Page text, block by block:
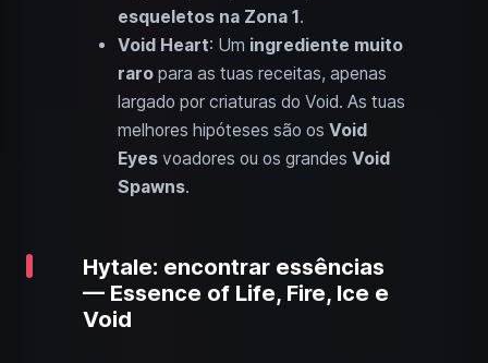
esqueletos na Zona 1.
Void Heart: Um ingrediente muito
raro para as tuas receitas, apenas
largado por criaturas do Void. As tuas
melhores hipóteses são os Void
Eyes voadores ou os grandes Void
Spawns.
Hytale: encontrar essências
— Essence of Life, Fire, Ice e
Void